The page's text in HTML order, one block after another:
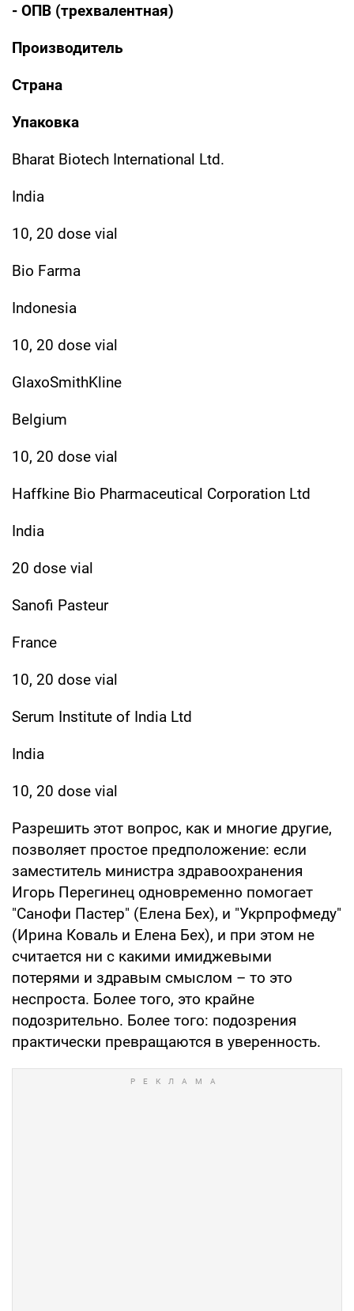
- ОПВ (трехвалентная)
Производитель
Страна
Упаковка
Bharat Biotech International Ltd.
India
10, 20 dose vial
Bio Farma
Indonesia
10, 20 dose vial
GlaxoSmithKline
Belgium
10, 20 dose vial
Haffkine Bio Pharmaceutical Corporation Ltd
India
20 dose vial
Sanofi Pasteur
France
10, 20 dose vial
Serum Institute of India Ltd
India
10, 20 dose vial
Разрешить этот вопрос, как и многие другие,
позволяет простое предположение: если
заместитель министра здравоохранения
Игорь Перегинец одновременно помогает
"Санофи Пастер" (Елена Бех), и "Укрпрофмеду"
(Ирина Коваль и Елена Бех), и при этом не
считается ни с какими имиджевыми
потерями и здравым смыслом – то это
неспроста. Более того, это крайне
подозрительно. Более того: подозрения
практически превращаются в уверенность.